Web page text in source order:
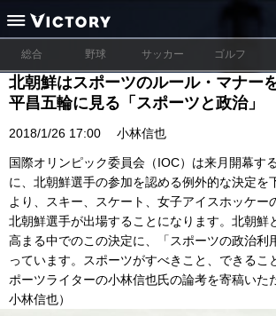
総合 野球 サッカー ゴルフ
北朝鮮はスポーツのルール・マナー
平昌五輪に見る「スポーツと政治」
2018/1/26 17:00 小林信也
国際オリンピック委員会（IOC）は来月開幕す
に、北朝鮮選手の参加を認める例外的な決定を
より、スキー、スケート、女子アイスホッケー
北朝鮮選手が出場することになります。北朝鮮
高まる中でのこの決定に、「スポーツの政治利
っています。スポーツがすべきこと、できる
ポーツライターの小林信也氏の論考を寄稿いた
小林信也）